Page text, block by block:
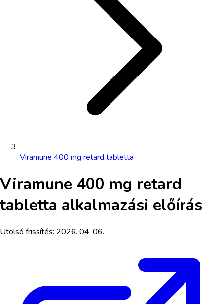
Viramune 400 mg retard tabletta
Viramune 400 mg retard
tabletta alkalmazási előírás
Utolsó frissítés: 2026. 04. 06.